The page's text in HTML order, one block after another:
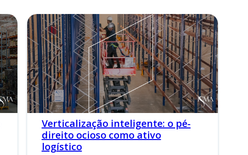
Verticalização inteligente: o pé-
direito ocioso como ativo
logístico